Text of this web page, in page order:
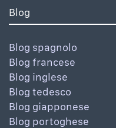
Blog
Blog spagnolo
Blog francese
Blog inglese
Blog tedesco
Blog giapponese
Blog portoghese